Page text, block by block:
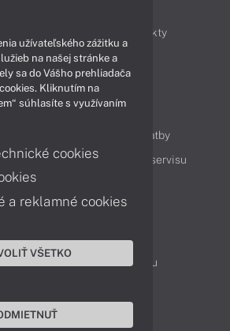
Produkty
Technológie
Videá
Obsah
Možnosti doručenia a platby
Servisné služby Cenník servisu
Kontakty
771
Obchodné oddelenie
Reklamácia tovaru
užívateľského zážitku a
na našej stránke a
sa do Vášho prehliadača
Kliknutím na
súhlasíte s využívaním
cookies
a reklamné cookies
VŠETKO